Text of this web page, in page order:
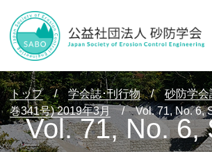
Vol. 71, No. 6,
トップ / 学会誌･刊行物 / 砂防学会
巻341号) 2019年3月
/ Vol. 71, No. 6,